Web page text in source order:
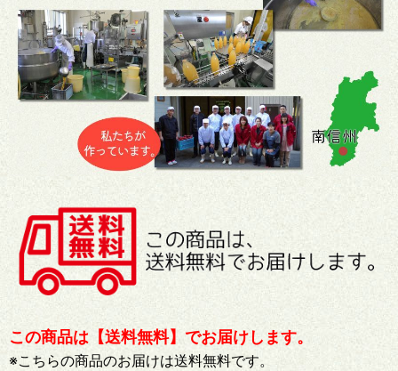
この商品は【送料無料】でお届けします。
※こちらの商品のお届けは送料無料です。